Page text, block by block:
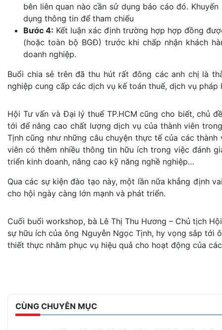
bên liên quan nào cần sử dụng báo cáo đó.
dụng thông tin để tham chiếu
Bước 4: Kết luận xác định trường hợp hợp đồng
(hoặc toàn bộ BGĐ) trước khi chấp nhận khách
doanh nghiệp.
Buổi chia sẻ trên đã thu hút rất đông các anh chị là
nghiệp cung cấp các dịch vụ kế toán thuế, dịch vụ pháp
Hội Tư vấn và Đại lý thuế TP.HCM cũng cho biết, chủ
tới để nâng cao chất lượng dịch vụ của thành viên
Tịnh cũng như những câu chuyện thực tế của các
viên có thêm nhiều thông tin hữu ích trong việc đánh
triển kinh doanh, nâng cao kỹ năng nghề nghiệp…
Qua các sự kiện đào tạo này, một lần nữa khẳng định
cho hội ngày càng lớn mạnh và phát triển.
Cuối buổi workshop, bà Lê Thị Thu Hương – Chủ tịch
sự hữu ích của ông Nguyễn Ngọc Tịnh, hy vọng sắp
thiết thực nhằm phục vụ hiệu quả cho hoạt động của
CÙNG CHUYÊN MỤC